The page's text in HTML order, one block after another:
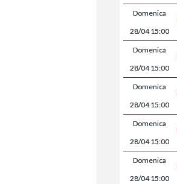
Domenica
28/0415:00
Domenica
28/0415:00
Domenica
28/0415:00
Domenica
28/0415:00
Domenica
28/0415:00